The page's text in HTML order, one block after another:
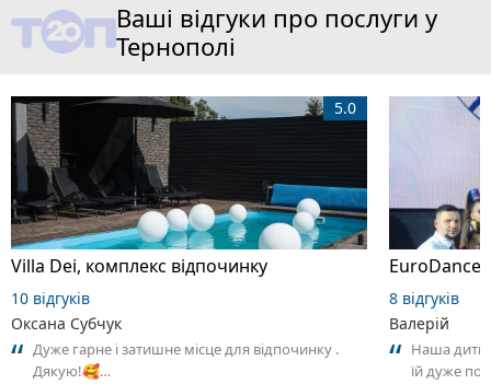
Ваші відгуки про послуги у
Тернополі
Villa Dei, комплекс відпочинку
5.0
10 відгуків
Оксана Субчук
Дуже гарне і затишне місце для відпочинку .
Дякую!🥰…
EuroDance,
8 відгуків
Валерій
Наша
їй дуже